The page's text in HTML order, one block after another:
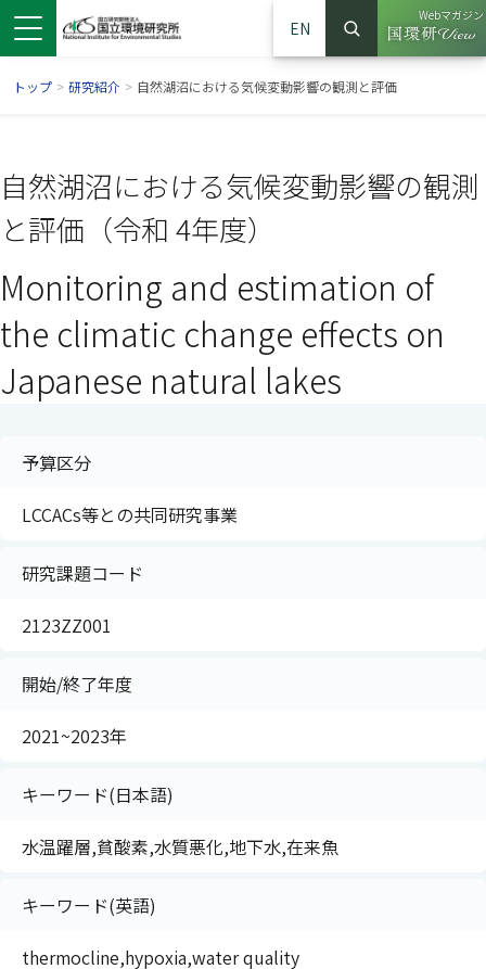
ドウで開きます）
ンドウで開きます）
ウインドウで開きます）
EN
サイト内検索
検索
Webマガジン
（別ウイ
トップ > 研究紹介 > 自然湖沼における気候変動影響の観測と評価
自然湖沼における気候変動影響の観測
と評価（令和 4年度）
Monitoring and estimation of
the climatic change effects on
Japanese natural lakes
予算区分
LCCACs等との共同研究事業
研究課題コード
2123ZZ001
開始/終了年度
2021~2023年
キーワード(日本語)
水温躍層,貧酸素,水質悪化,地下水,在来魚
キーワード(英語)
thermocline,hypoxia,water quality